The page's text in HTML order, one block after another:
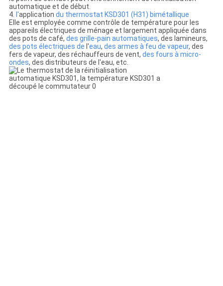
automatique et de début.
4. l'application du thermostat KSD301 (H31) bimétallique
Elle est employée comme contrôle de température pour les
appareils électriques de ménage et largement appliquée dans
des pots de café, des grille-pain automatiques, des lamineurs,
des pots électriques de l'eau, des armes à feu de vapeur, des
fers de vapeur, des réchauffeurs de vent, des fours à micro-
ondes, des distributeurs de l'eau, etc.